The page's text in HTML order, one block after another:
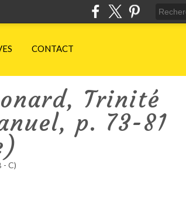
CONTACT
Trinité
p. 73-81
- C)